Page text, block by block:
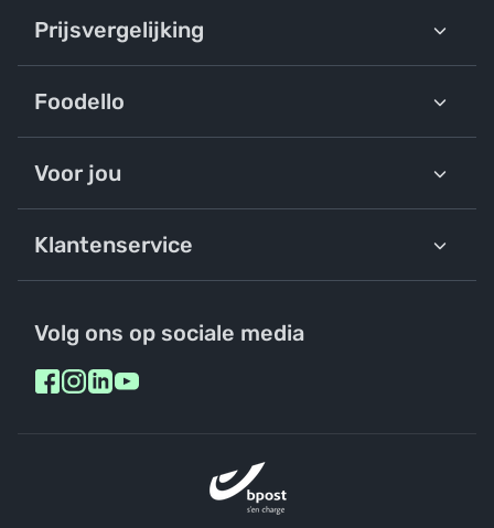
Prijsvergelijking
Foodello
Voor jou
Klantenservice
Volg ons op sociale media